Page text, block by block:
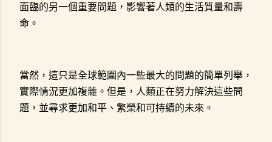
面臨的另一個重要問題，影響著人類的生活質量和壽
命。
當然，這只是全球範圍內一些最大的問題的簡單列舉，
實際情況更加複雜。但是，人類正在努力解決這些問
題，並尋求更加和平、繁榮和可持續的未來。